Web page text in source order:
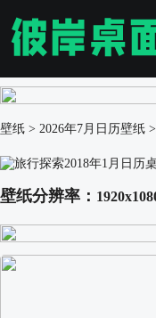
壁纸 > 2026年7月日历壁纸 >
壁纸分辨率：